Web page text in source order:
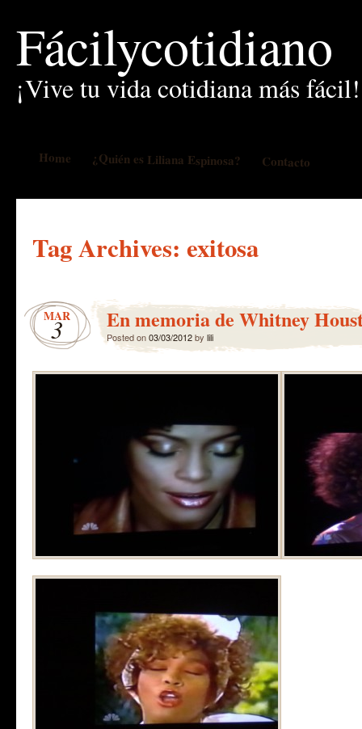
Fácilycotidiano
¡Vive tu vida cotidiana más fácil!
Home ¿Quién es Liliana Espinosa? Contacto
Tag Archives: exitosa
MAR
3 En memoria de Whitney
Posted on03/03/2012by lili